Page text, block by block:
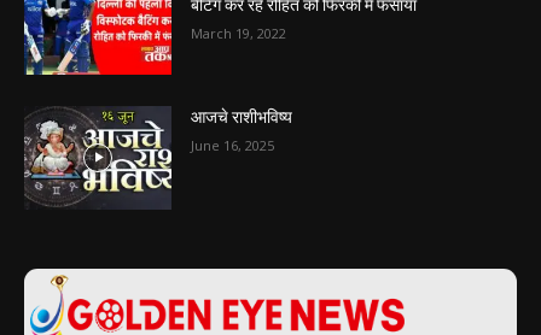
बैटिंग कर रहे रोहित को फिरकी में फंसाया
March 19, 2022
आजचे राशीभविष्य
June 16, 2025